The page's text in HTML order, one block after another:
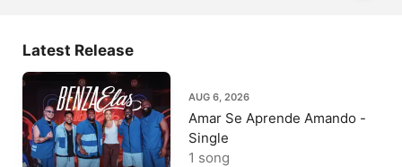
Latest Release
AUG 6, 2026
Amar Se Aprende Amando -
Single
1 song